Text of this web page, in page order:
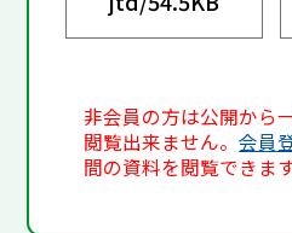
非会員の方は公開から
閲覧出来ません。会員
間の資料を閲覧できます